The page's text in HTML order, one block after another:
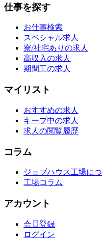
仕事を探す
お仕事検索
スペシャル求人
寮/社宅ありの求人
高収入の求人
期間工の求人
マイリスト
おすすめの求人
キープ中の求人
求人の閲覧履歴
コラム
ジョブハウス工場に
工場コラム
アカウント
会員登録
ログイン